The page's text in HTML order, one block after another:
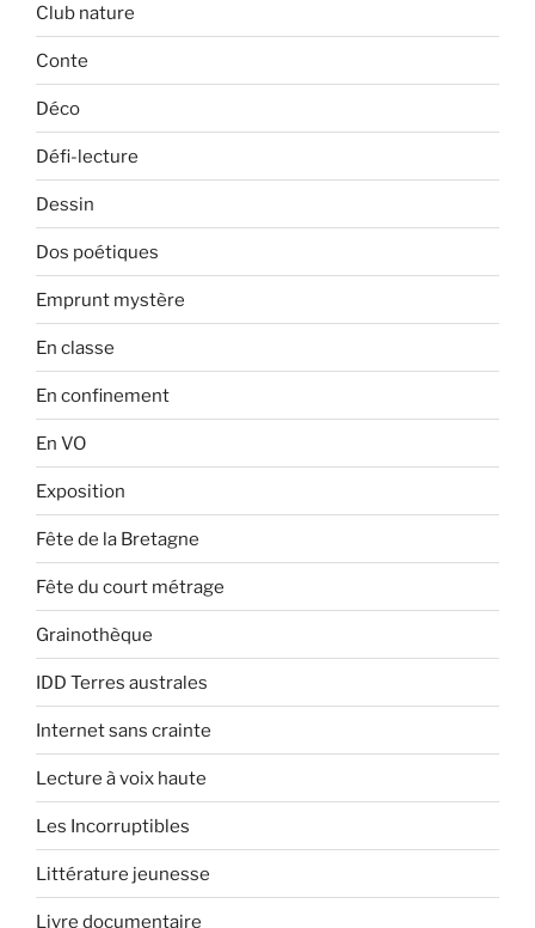
Club nature
Conte
Déco
Défi-lecture
Dessin
Dos poétiques
Emprunt mystère
En classe
En confinement
En VO
Exposition
Fête de la Bretagne
Fête du court métrage
Grainothèque
IDD Terres australes
Internet sans crainte
Lecture à voix haute
Les Incorruptibles
Littérature jeunesse
Livre documentaire